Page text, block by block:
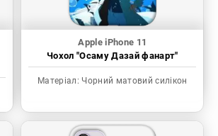
Apple iPhone 11
Чохол "Осаму Дазай фанарт"
Матеріал: Чорний матовий силікон